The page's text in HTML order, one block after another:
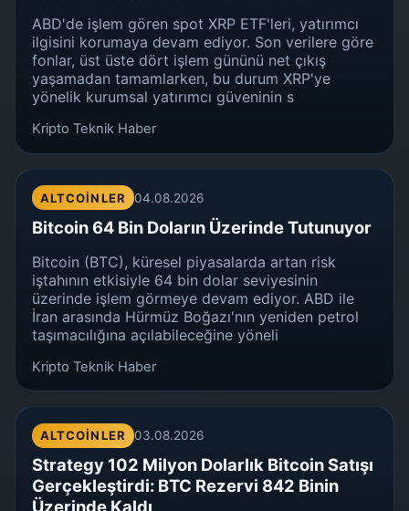
ABD'de işlem gören spot XRP ETF'leri, yatırımcı
ilgisini korumaya devam ediyor. Son verilere göre
fonlar, üst üste dört işlem gününü net çıkış
yaşamadan tamamlarken, bu durum XRP'ye
yönelik kurumsal yatırımcı güveninin s
Kripto Teknik Haber
ALTCOINLER 04.08.2026
Bitcoin 64 Bin Doların Üzerinde Tutunuyor
Bitcoin (BTC), küresel piyasalarda artan risk
iştahının etkisiyle 64 bin dolar seviyesinin
üzerinde işlem görmeye devam ediyor. ABD ile
İran arasında Hürmüz Boğazı'nın yeniden petrol
taşımacılığına açılabileceğine yöneli
Kripto Teknik Haber
ALTCOINLER 03.08.2026
Strategy 102 Milyon Dolarlık Bitcoin Satışı
Gerçekleştirdi: BTC Rezervi 842 Binin
Üzerinde Kaldı